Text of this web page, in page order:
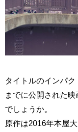
タイトルのインパ
までに公開された
でしょうか。
原作は2016年本屋